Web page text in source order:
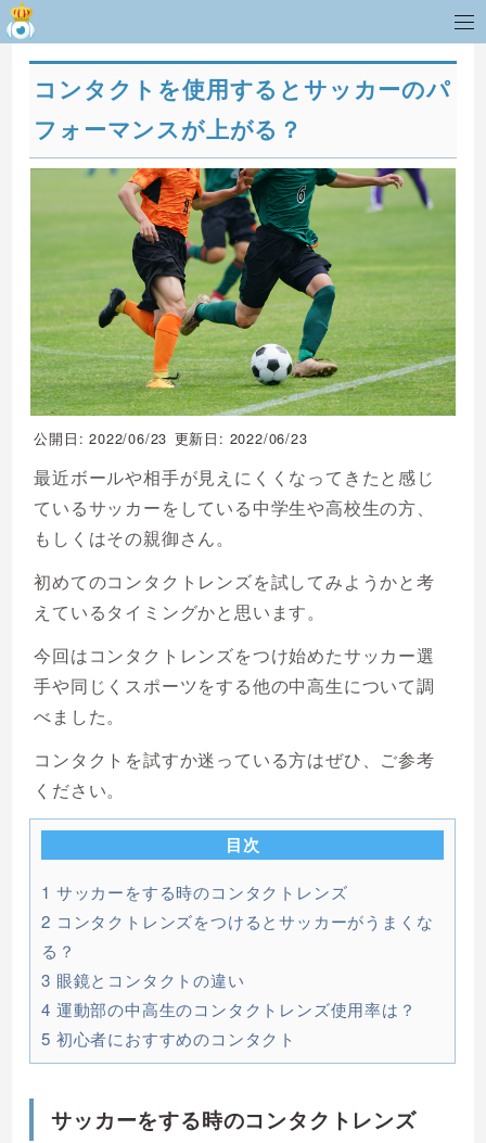
コンタクトを使用するとサッカーのパ
フォーマンスが上がる？
公開日: 2022/06/23 更新日: 2022/06/23
最近ボールや相手が見えにくくなってきたと感じ
ているサッカーをしている中学生や高校生の方、
もしくはその親御さん。
初めてのコンタクトレンズを試してみようかと考
えているタイミングかと思います。
今回はコンタクトレンズをつけ始めたサッカー選
手や同じくスポーツをする他の中高生について調
べました。
コンタクトを試すか迷っている方はぜひ、ご参考
ください。
目次
1 サッカーをする時のコンタクトレンズ
2 コンタクトレンズをつけるとサッカーがうまくな
る？
3 眼鏡とコンタクトの違い
4 運動部の中高生のコンタクトレンズ使用率は？
5 初心者におすすめのコンタクト
サッカーをする時のコンタクトレンズ